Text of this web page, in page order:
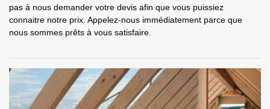
pas à nous demander votre devis afin que vous puissiez
connaitre notre prix. Appelez-nous immédiatement parce que
nous sommes prêts à vous satisfaire.